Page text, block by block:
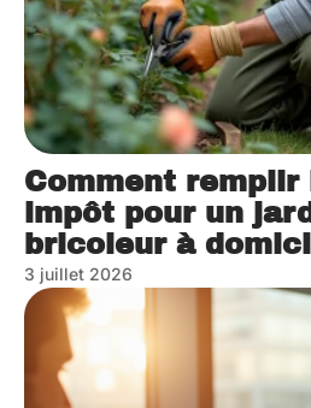
Comment remplir
impôt pour un
bricoleur à
3 juillet 2026